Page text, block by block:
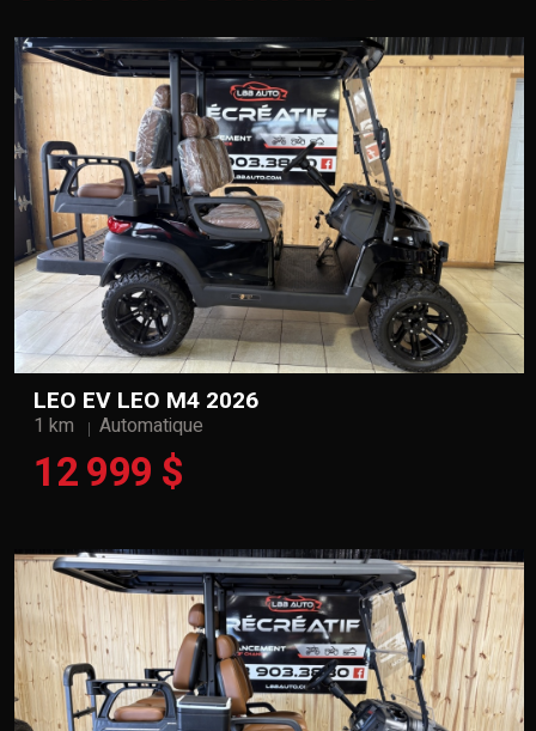
LEO EV LEO M4 2026
1 km Automatique
12 999 $